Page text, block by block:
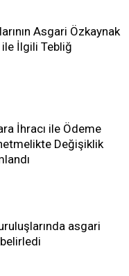
Asgari Özkaynak
ile İlgili Tebliğ
İhracı ile Ödeme
Değişiklik
asgari